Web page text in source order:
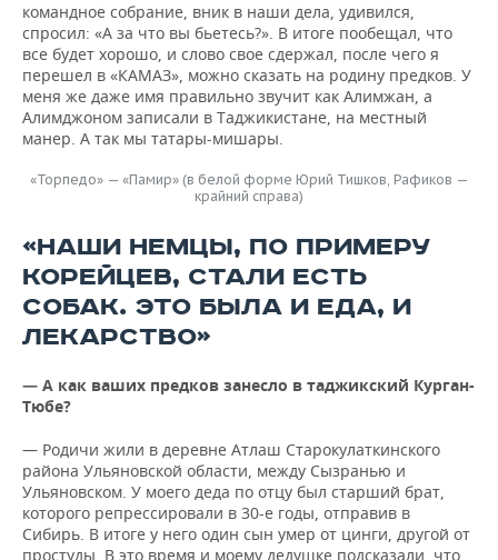
командное собрание, вник в наши дела, удивился,
спросил: «А за что вы бьетесь?». В итоге пообещал, что
все будет хорошо, и слово свое сдержал, после чего я
перешел в «КАМАЗ», можно сказать на родину предков. У
меня же даже имя правильно звучит как Алимжан, а
Алимджоном записали в Таджикистане, на местный
манер. А так мы татары-мишары.
«Торпедо» — «Памир» (в белой форме Юрий Тишков, Рафиков —
крайний справа)
«НАШИ НЕМЦЫ, ПО ПРИМЕРУ
КОРЕЙЦЕВ, СТАЛИ ЕСТЬ
СОБАК. ЭТО БЫЛА И ЕДА, И
ЛЕКАРСТВО»
— А как ваших предков занесло в таджикский Курган-
Тюбе?
— Родичи жили в деревне Атлаш Старокулаткинского
района Ульяновской области, между Сызранью и
Ульяновском. У моего деда по отцу был старший брат,
которого репрессировали в 30-е годы, отправив в
Сибирь. В итоге у него один сын умер от цинги, другой от
простуды. В это время и моему дедушке подсказали, что